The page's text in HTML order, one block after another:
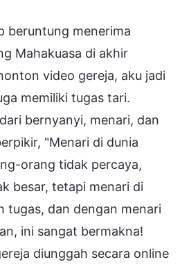
beruntung menerima
Mahakuasa di akhir
video gereja, aku jadi
memiliki tugas tari.
bernyanyi, menari, dan
"Menari di dunia
orang tidak percaya,
besar, tetapi menari di
tugas, dan dengan menari
ini sangat bermakna!
diunggah secara online